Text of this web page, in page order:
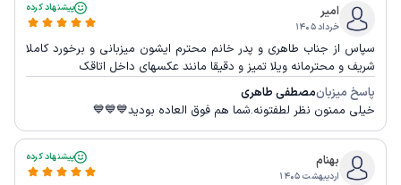
امیر
خرداد ۱۴۰۵
پیشنهاد کرده
سپاس از جناب طاهری و پدر خانم محترم ایشون میزبانی و برخورد کاملا
شریف و محترمانه ویلا تمیز و دقیقا مانند عکسهای داخل اتاقک
پاسخ میزبانمصطفی طاهری
خیلی ممنون نظر لطفتونه.شما هم فوق العاده بودید💙💙💙
بهنام
اردیبهشت ۱۴۰۵
پیشنهاد کرده